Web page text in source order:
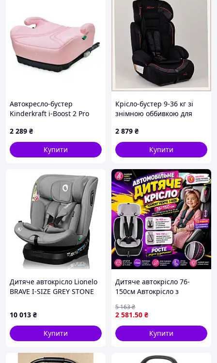
Безпека: стандарт ECE R44/04
Розмір: 45×61×34 см
Вага: нетто — 7 кг, брутто — 8 кг
Розмір упаковки: 50×44×58 см
Автокресло-бустер
Kinderkraft i-Boost 2 Pro
2 289 ₴
Купити
Крісло-бустер 9-36 кг зі
знімною оббивкою для
895XB1B492
2 879 ₴
Купити
Дитяче автокрісло Lionelo
BRAVE I-SIZE GREY STONE
10 013 ₴
Купити
Дитяче автокрісло 76-
150см Автокрісло з
дитини Автокрісло групи
1-2-3 Автомобільне крісло
універсальне
2 581.50 ₴
5 163₴
Купити